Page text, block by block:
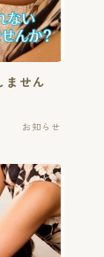
ません
お知らせ